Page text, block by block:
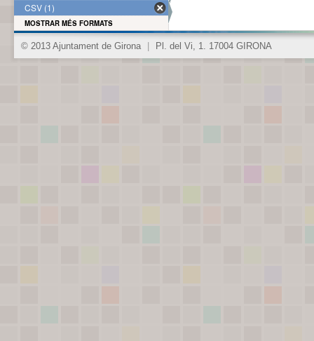
CSV (1)
MOSTRAR MÉS FORMATS
© 2013 Ajuntament de Girona Pl. del Vi, 1. 17004 GIRONA